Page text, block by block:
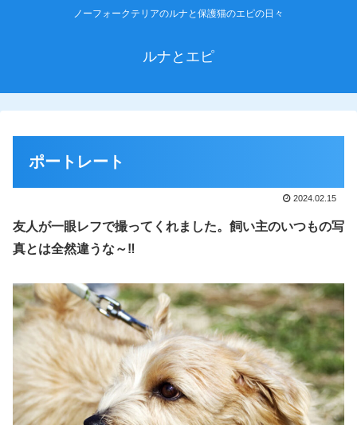
ノーフォークテリアのルナと保護猫のエピの日々
ルナとエピ
ポートレート
2024.02.15
友人が一眼レフで撮ってくれました。飼い主のいつもの写
真とは全然違うな～‼